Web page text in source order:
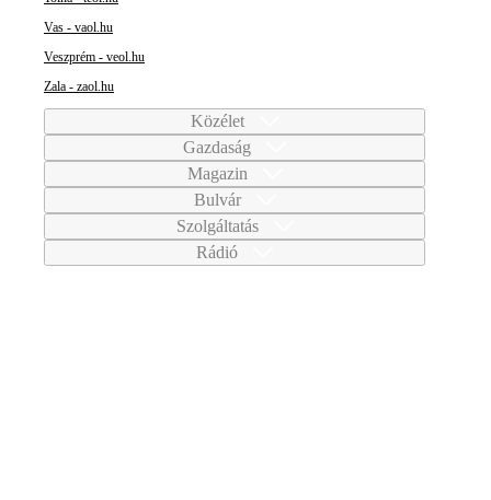
Vas - vaol.hu
Veszprém - veol.hu
Zala - zaol.hu
Közélet
Gazdaság
Magazin
Bulvár
Szolgáltatás
Rádió